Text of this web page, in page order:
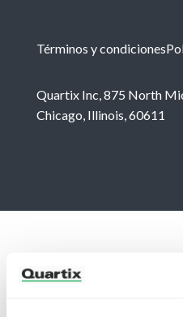
Quartix Inc, 875 North
Chicago, Illinois, 60611
Términos y condiciones